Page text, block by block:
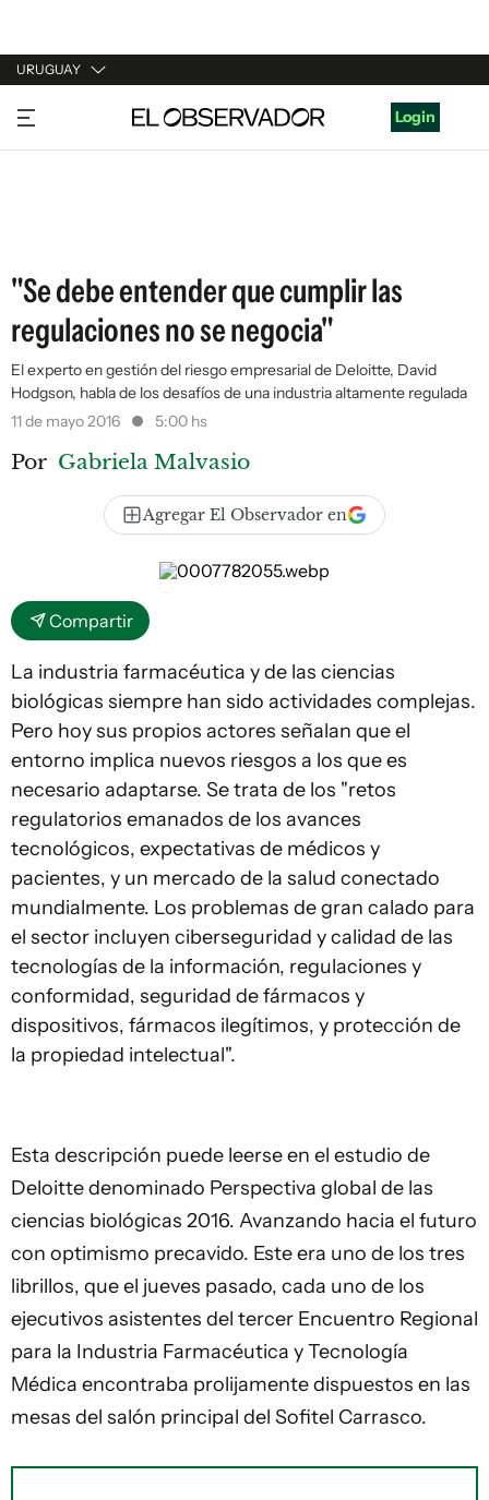
URUGUAY
URUGUAY
ARGENTINA
Login
"Se debe entender que cumplir las
regulaciones no se negocia"
El experto en gestión del riesgo empresarial de Deloitte, David
Hodgson, habla de los desafíos de una industria altamente regulada
11 de mayo 2016
5:00 hs
Por Gabriela Malvasio
Agregar El Observador en
Compartir
La industria farmacéutica y de las ciencias
biológicas siempre han sido actividades complejas.
Pero hoy sus propios actores señalan que el
entorno implica nuevos riesgos a los que es
necesario adaptarse. Se trata de los "retos
regulatorios emanados de los avances
tecnológicos, expectativas de médicos y
pacientes, y un mercado de la salud conectado
mundialmente. Los problemas de gran calado para
el sector incluyen ciberseguridad y calidad de las
tecnologías de la información, regulaciones y
conformidad, seguridad de fármacos y
dispositivos, fármacos ilegítimos, y protección de
la propiedad intelectual".
Esta descripción puede leerse en el estudio de
Deloittedenominado Perspectiva global de las
ciencias biológicas 2016. Avanzando hacia el futuro
con optimismo precavido. Este era uno de los tres
librillos, que el jueves pasado, cada uno de los
ejecutivos asistentes del tercer Encuentro Regional
para la Industria Farmacéutica y Tecnología
Médica encontraba prolijamente dispuestos en las
mesas del salón principal del Sofitel Carrasco.